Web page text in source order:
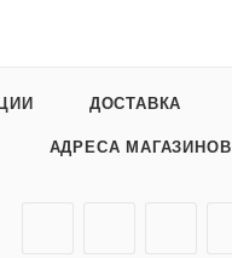
ДОСТАВКА
АДРЕСА МАГАЗИНОВ